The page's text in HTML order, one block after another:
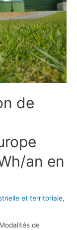
de
an en
et territoriale,
de